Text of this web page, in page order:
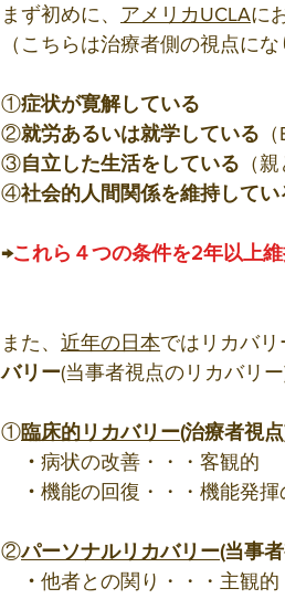
まず初めに、 アメリカUCLAに
（こちらは治療者側の視点にな
①症状が寛解している
②就労あるいは就学している
③自立した生活をしている （
④社会的人間関係を維持してい
→これら４つの条件を2年以上
また、 近年の日本ではリカバ
バリー(当事者視点のリカバリ
①臨床的リカバリー(治療者視
・ 病状の改善・・・客観的
・ 機能の回復・・・機能発揮
②パーソナルリカバリー(当事
・ 他者との関り・・・主観的